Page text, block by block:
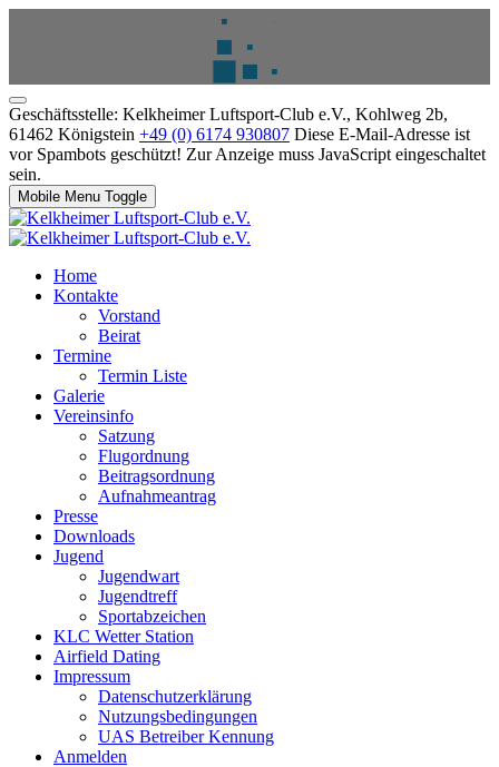
Geschäftsstelle: Kelkheimer Luftsport-Club e.V., Kohlweg 2b,
61462 Königstein +49 (0) 6174 930807 Diese E-Mail-Adresse ist
vor Spambots geschützt! Zur Anzeige muss JavaScript eingeschaltet
sein.
Mobile Menu Toggle
Home
Kontakte
Vorstand
Beirat
Termine
Termin Liste
Galerie
Vereinsinfo
Satzung
Flugordnung
Beitragsordnung
Aufnahmeantrag
Presse
Downloads
Jugend
Jugendwart
Jugendtreff
Sportabzeichen
KLC Wetter Station
Airfield Dating
Impressum
Datenschutzerklärung
Nutzungsbedingungen
UAS Betreiber Kennung
Anmelden